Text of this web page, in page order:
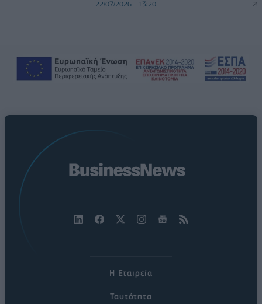
22/07/2026 - 13:20
Η Εταιρεία
Ταυτότητα